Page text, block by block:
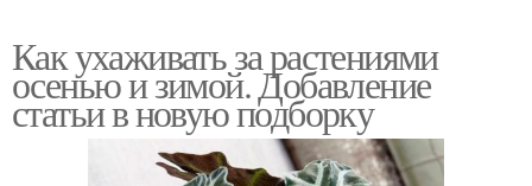
Как ухаживать за растениями
осенью и зимой. Добавление
статьи в новую подборку